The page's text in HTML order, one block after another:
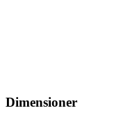
Dimensioner